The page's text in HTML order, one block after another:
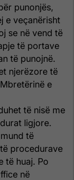
punonjës,
e veçanërisht
se në vend të
të portave
të punojnë.
njerëzore të
e
të nisë me
ligjore.
të
procedurave
të huaj. Po
në